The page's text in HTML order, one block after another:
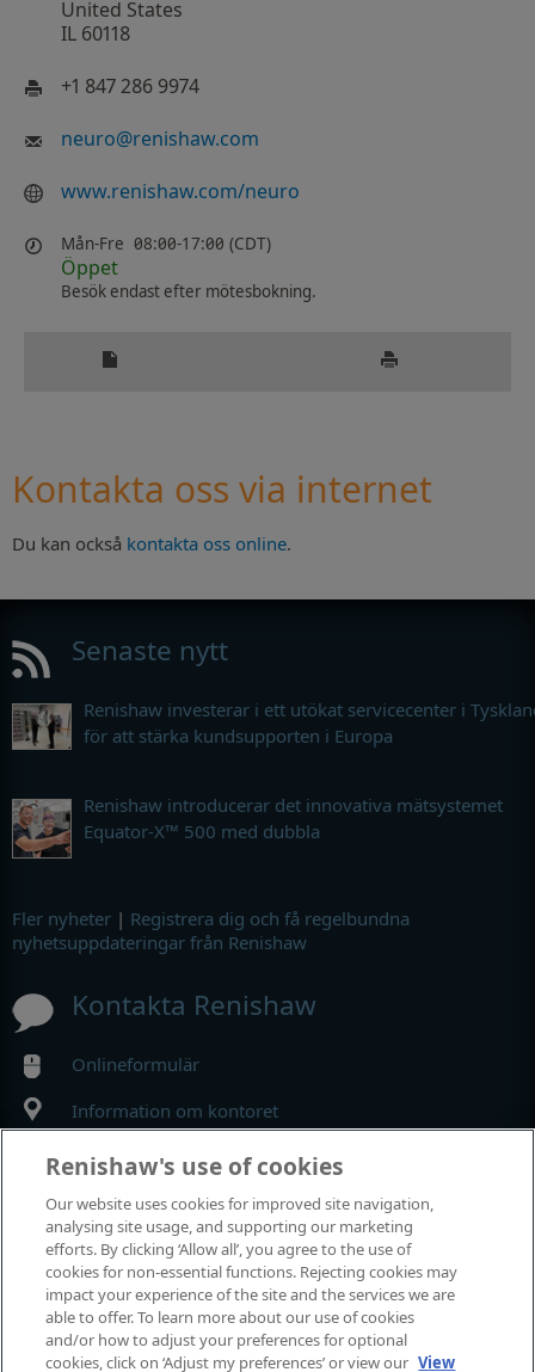
United States
IL 60118
+1 847 286 9974
neuro@renishaw.com
www.renishaw.com/neuro
Mån-Fre 08:00-17:00 (CDT)
Öppet
Besök endast efter mötesbokning.
Kontakta oss via internet
Du kan också kontakta oss online.
Senaste nytt
Renishaw investerar i ett utökat servicecenter i
för att stärka kundsupporten i Europa
Renishaw introducerar det innovativa mätsystemet
Equator-X™ 500 med dubbla
Fler nyheter | Registrera dig och få regelbundna
nyhetsuppdateringar från Renishaw
Kontakta Renishaw
Onlineformulär
Information om kontoret
MyRenishaw
Webbutik
Utställningar och konferenser
Renishaw's use of cookies
Our website uses cookies for improved site navigation,
analysing site usage, and supporting our marketing
efforts. By clicking ‘Allow all’, you agree to the use of
cookies for non-essential functions. Rejecting cookies may
impact your experience of the site and the services we are
able to offer. To learn more about our use of cookies
and/or how to adjust your preferences for optional
cookies, click on ‘Adjust my preferences’ or view our View